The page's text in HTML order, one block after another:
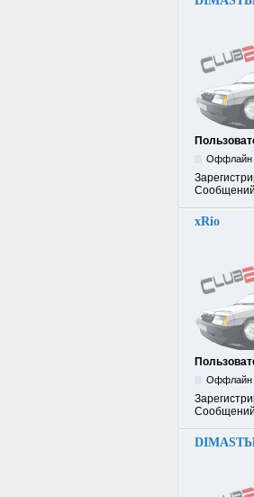
Оффлайн
xRio
Оффлайн